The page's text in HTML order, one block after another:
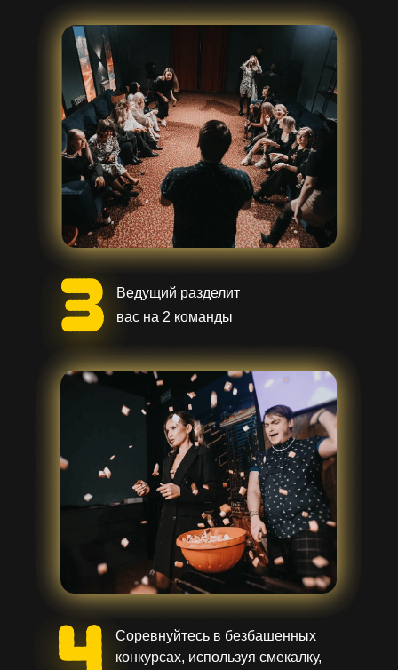
Ведущий разделит
вас на 2 команды
Соревнуйтесь в безбашенных
конкурсах, используя смекалку,